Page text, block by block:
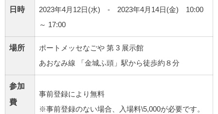
日時
2023年4月12日(水) ‐ 2023年4月14日(金) 10:00
～ 17:00
場所
ポートメッセなごや 第 3 展⽰館
あおなみ線 「金城ふ頭」駅から徒歩約８分
参加
費
事前登録により無料
※事前登録のない場合、入場料\5,000が必要です。